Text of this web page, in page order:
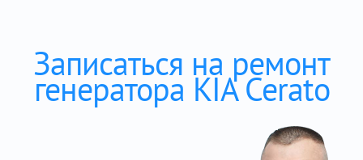
Записаться на ремонт
генератора KIA Cerato